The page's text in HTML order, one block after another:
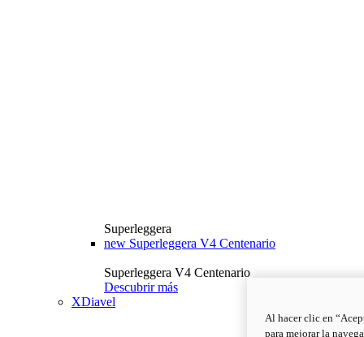
Superleggera
new Superleggera V4 Centenario
Superleggera V4 Centenario
Descubrir más
XDiavel
Al hacer clic en
para mejorar la